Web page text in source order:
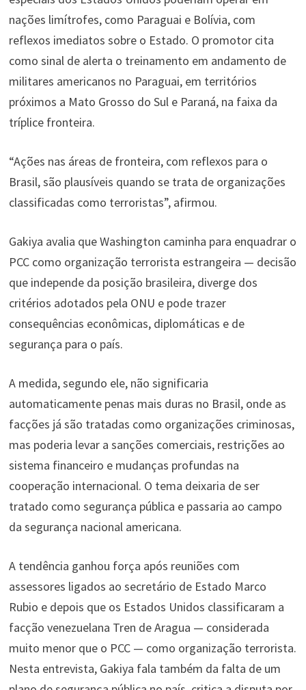
nações limítrofes, como Paraguai e Bolívia, com
reflexos imediatos sobre o Estado. O promotor cita
como sinal de alerta o treinamento em andamento de
militares americanos no Paraguai, em territórios
próximos a Mato Grosso do Sul e Paraná, na faixa da
tríplice fronteira.
“Ações nas áreas de fronteira, com reflexos para o
Brasil, são plausíveis quando se trata de organizações
classificadas como terroristas”, afirmou.
Gakiya avalia que Washington caminha para enquadrar o
PCC como organização terrorista estrangeira — decisão
que independe da posição brasileira, diverge dos
critérios adotados pela ONU e pode trazer
consequências econômicas, diplomáticas e de
segurança para o país.
A medida, segundo ele, não significaria
automaticamente penas mais duras no Brasil, onde as
facções já são tratadas como organizações criminosas,
mas poderia levar a sanções comerciais, restrições ao
sistema financeiro e mudanças profundas na
cooperação internacional. O tema deixaria de ser
tratado como segurança pública e passaria ao campo
da segurança nacional americana.
A tendência ganhou força após reuniões com
assessores ligados ao secretário de Estado Marco
Rubio e depois que os Estados Unidos classificaram a
facção venezuelana Tren de Aragua — considerada
muito menor que o PCC — como organização terrorista.
Nesta entrevista, Gakiya fala também da falta de um